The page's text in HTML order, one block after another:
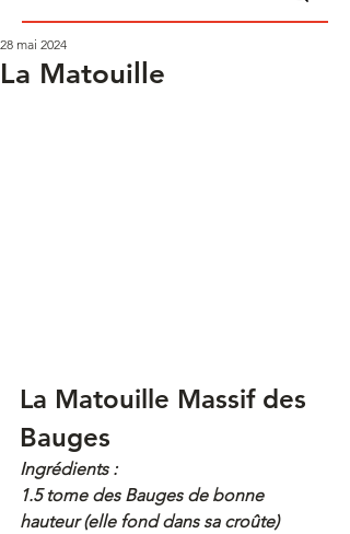
La Matouille
28 mai 2024
La Matouille Massif des
Bauges
Ingrédients :
1.5 tome des Bauges de bonne
hauteur (elle fond dans sa croûte)